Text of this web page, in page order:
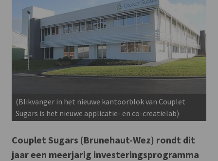
(Blikvanger in het nieuwe kantoorblok van Couplet
Sugars is het nieuwe applicatie- en co-creatielab)
Couplet Sugars (Brunehaut-Wez) rondt dit
jaar een meerjarig investeringsprogramma